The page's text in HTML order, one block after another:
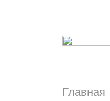
Главная